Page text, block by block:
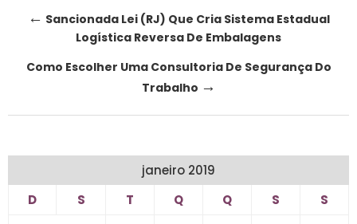
Post
navigation
← Sancionada Lei (RJ) Que Cria Sistema Estadual
Logística Reversa De Embalagens
Como Escolher Uma Consultoria De Segurança Do
Trabalho →
janeiro 2019
D
S T Q Q S
S